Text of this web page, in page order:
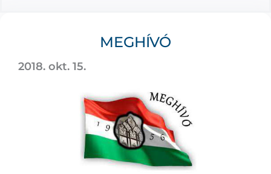
Dokumentumtár
Média
MEGHÍVÓ
2018. okt. 15.